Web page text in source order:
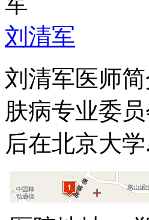
刘清军
刘清军医师
肤病专业委
后在北京大学